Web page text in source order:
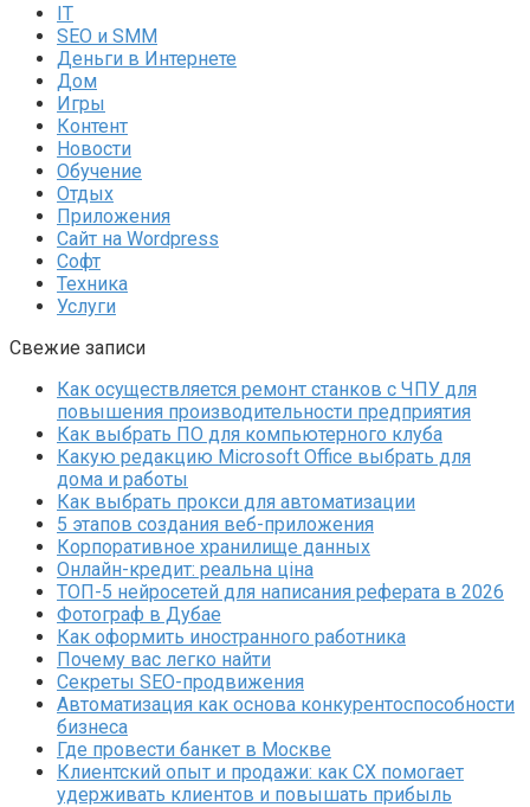
IT
SEO и SMM
Деньги в Интернете
Дом
Игры
Контент
Новости
Обучение
Отдых
Приложения
Сайт на Wordpress
Софт
Техника
Услуги
Свежие записи
Как осуществляется ремонт станков с ЧПУ для
повышения производительности предприятия
Как выбрать ПО для компьютерного клуба
Какую редакцию Microsoft Office выбрать для
дома и работы
Как выбрать прокси для автоматизации
5 этапов создания веб-приложения
Корпоративное хранилище данных
Онлайн-кредит: реальна ціна
ТОП-5 нейросетей для написания реферата в 2026
Фотограф в Дубае
Как оформить иностранного работника
Почему вас легко найти
Секреты SEO-продвижения
Автоматизация как основа конкурентоспособности
бизнеса
Где провести банкет в Москве
Клиентский опыт и продажи: как CX помогает
удерживать клиентов и повышать прибыль